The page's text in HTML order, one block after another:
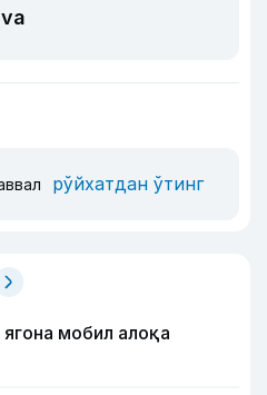
рўйхатдан ўтинг
мобил алоқа